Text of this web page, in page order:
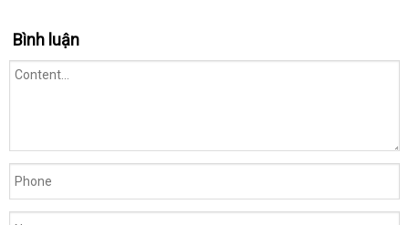
Bình luận